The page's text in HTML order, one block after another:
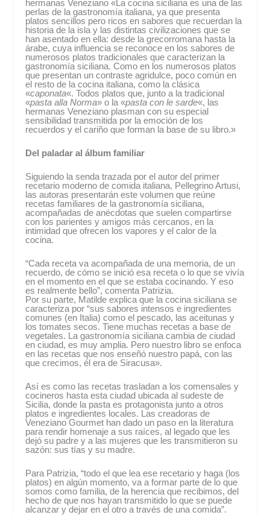
hermanas Veneziano «La cocina siciliana es una de las
perlas de la gastronomía italiana, ya que presenta
platos sencillos pero ricos en sabores que recuerdan la
historia de la isla y las distintas civilizaciones que se
han asentado en ella: desde la grecorromana hasta la
árabe, cuya influencia se reconoce en los sabores de
numerosos platos tradicionales que caracterizan la
gastronomía siciliana. Como en los numerosos platos
que presentan un contraste agridulce, poco común en
el resto de la cocina italiana, como la clásica
«caponata«. Todos platos que, junto a la tradicional
«pasta alla Norma» o la «pasta con le sarde«, las
hermanas Veneziano plasman con su especial
sensibilidad transmitida por la emoción de los
recuerdos y el cariño que forman la base de su libro.»
Del paladar al álbum familiar
Siguiendo la senda trazada por el autor del primer
recetario moderno de comida italiana, Pellegrino Artusi,
las autoras presentarán este volumen que reúne
recetas familiares de la gastronomía siciliana,
acompañadas de anécdotas que suelen compartirse
con los parientes y amigos más cercanos, en la
intimidad que ofrecen los vapores y el calor de la
cocina.
“Cada receta va acompañada de una memoria, de un
recuerdo, de cómo se inició esa receta o lo que se vivía
en el momento en el que se estaba cocinando. Y eso
es realmente bello”, comenta Patrizia.
Por su parte, Matilde explica que la cocina siciliana se
caracteriza por “sus sabores intensos e ingredientes
comunes (en Italia) como el pescado, las aceitunas y
los tomates secos. Tiene muchas recetas a base de
vegetales. La gastronomía siciliana cambia de ciudad
en ciudad, es muy amplia. Pero nuestro libro se enfoca
en las recetas que nos enseñó nuestro papá, con las
que crecimos, él era de Siracusa».
Así es como las recetas trasladan a los comensales y
cocineros hasta esta ciudad ubicada al sudeste de
Sicilia, donde la pasta es protagonista junto a otros
platos e ingredientes locales. Las creadoras de
Veneziano Gourmet han dado un paso en la literatura
para rendir homenaje a sus raíces, al legado que les
dejó su padre y a las mujeres que les transmitieron su
sazón: sus tías y su madre.
Para Patrizia, “todo el que lea ese recetario y haga (los
platos) en algún momento, va a formar parte de lo que
somos como familia, de la herencia que recibimos, del
hecho de que nos hayan transmitido lo que se puede
alcanzar y dejar en el otro a través de una comida”.